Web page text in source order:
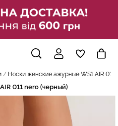
Носки женские ажурные WS1 AIR 011
011 nero (черный)